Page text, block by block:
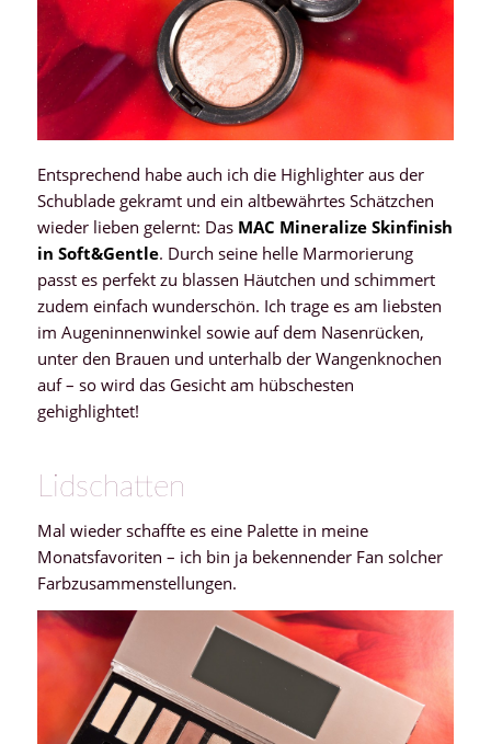
Entsprechend habe auch ich die Highlighter aus der
Schublade gekramt und ein altbewährtes Schätzchen
wieder lieben gelernt: Das MAC Mineralize Skinfinish
in Soft&Gentle. Durch seine helle Marmorierung
passt es perfekt zu blassen Häutchen und schimmert
zudem einfach wunderschön. Ich trage es am liebsten
im Augeninnenwinkel sowie auf dem Nasenrücken,
unter den Brauen und unterhalb der Wangenknochen
auf – so wird das Gesicht am hübschesten
gehighlightet!
Lidschatten
Mal wieder schaffte es eine Palette in meine
Monatsfavoriten – ich bin ja bekennender Fan solcher
Farbzusammenstellungen.